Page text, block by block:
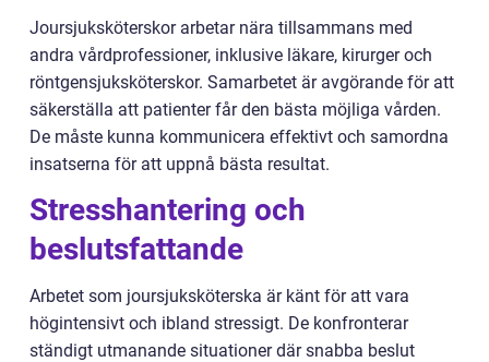
Joursjuksköterskor arbetar nära tillsammans med
andra vårdprofessioner, inklusive läkare, kirurger och
röntgensjuksköterskor. Samarbetet är avgörande för att
säkerställa att patienter får den bästa möjliga vården.
De måste kunna kommunicera effektivt och samordna
insatserna för att uppnå bästa resultat.
Stresshantering och
beslutsfattande
Arbetet som joursjuksköterska är känt för att vara
högintensivt och ibland stressigt. De konfronterar
ständigt utmanande situationer där snabba beslut